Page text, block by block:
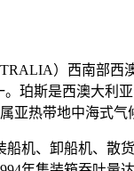
）西南部
珀斯是西澳大
热带地中海式
机、卸船机、